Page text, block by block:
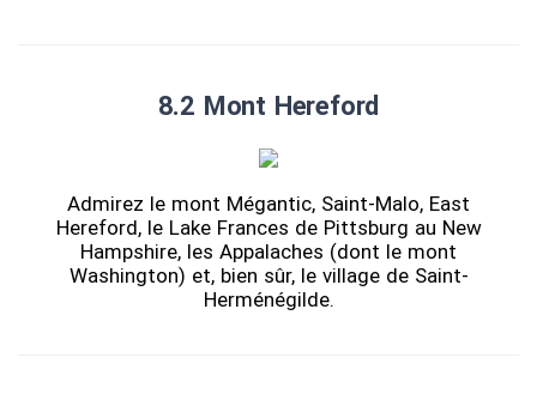
8.2 Mont Hereford
Admirez le mont Mégantic, Saint-Malo, East
Hereford, le Lake Frances de Pittsburg au New
Hampshire, les Appalaches (dont le mont
Washington) et, bien sûr, le village de Saint-
Herménégilde.